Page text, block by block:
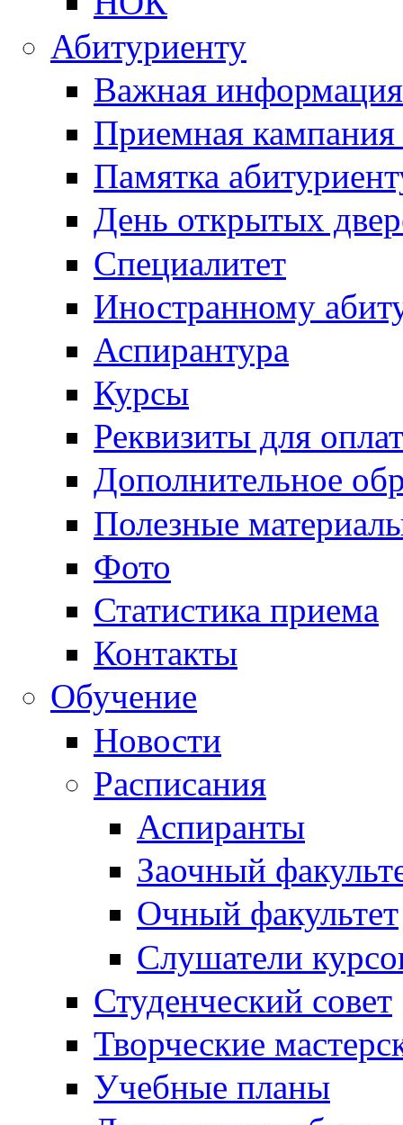
Абитуриенту
Важная информация
Приемная
Памятка
День открытых
Специалитет
Иностранному
Аспирантура
Курсы
Реквизиты для
Дополнительное
Полезные
Фото
Статистика приема
Контакты
Обучение
Новости
Расписания
Аспиранты
Заочный
Очный факультет
Слушатели
Студенческий совет
Творческие
Учебные планы